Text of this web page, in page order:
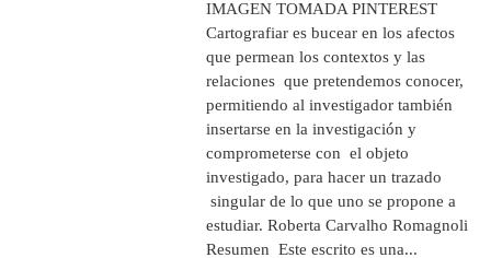
IMAGEN TOMADA PINTEREST
Cartografiar es bucear en los afectos
que permean los contextos y las
relaciones que pretendemos conocer,
permitiendo al investigador también
insertarse en la investigación y
comprometerse con el objeto
investigado, para hacer un trazado
singular de lo que uno se propone a
estudiar. Roberta Carvalho Romagnoli
Resumen Este escrito es una...